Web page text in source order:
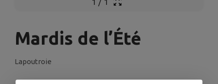
Mardis de l’Été
Lapoutroie